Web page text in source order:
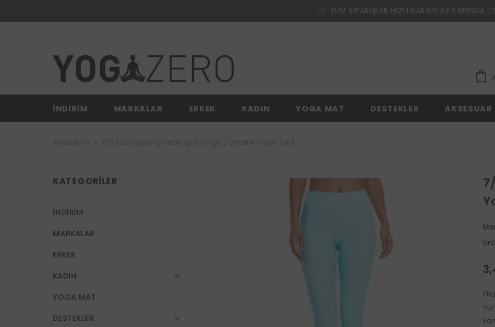
❤️‍🔥 TÜM SİPARİŞLER HIZLI KARGO İLE KAPINDA ❤️‍🔥
İNDİRİM MARKALAR ERKEK KADIN YOGA MAT DESTEKLER AKSESUAR
KATEGORILER
İNDİRİM
MARKALAR
ERKEK
KADIN
YOGA MAT
DESTEKLER